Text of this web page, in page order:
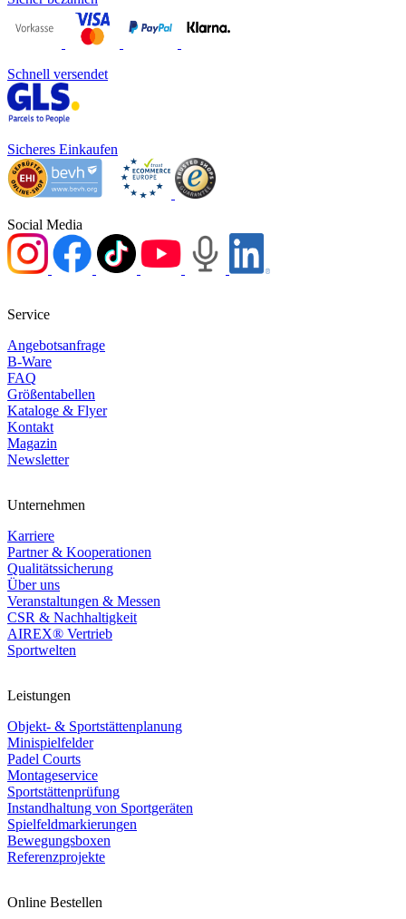
Schnell versendet
Sicheres Einkaufen
Social Media
Service
Angebotsanfrage
B-Ware
FAQ
Größentabellen
Kataloge & Flyer
Kontakt
Magazin
Newsletter
Unternehmen
Karriere
Partner & Kooperationen
Qualitätssicherung
Über uns
Veranstaltungen & Messen
CSR & Nachhaltigkeit
AIREX® Vertrieb
Sportwelten
Leistungen
Objekt- & Sportstättenplanung
Minispielfelder
Padel Courts
Montageservice
Sportstättenprüfung
Instandhaltung von Sportgeräten
Spielfeldmarkierungen
Bewegungsboxen
Referenzprojekte
Online Bestellen